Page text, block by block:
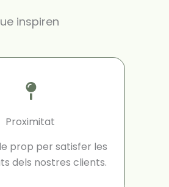
inspiren
Proximitat
prop per satisfer les
dels nostres clients.